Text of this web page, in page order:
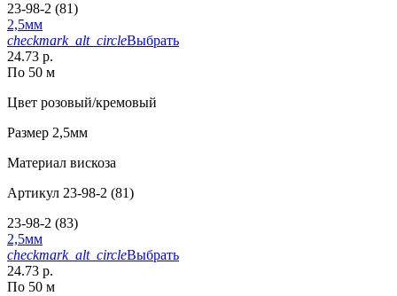
23-98-2 (81)
2,5мм
checkmark_alt_circleВыбрать
24.73 р.
По 50 м
Цвет розовый/кремовый
Размер 2,5мм
Материал вискоза
Артикул 23-98-2 (81)
23-98-2 (83)
2,5мм
checkmark_alt_circleВыбрать
24.73 р.
По 50 м